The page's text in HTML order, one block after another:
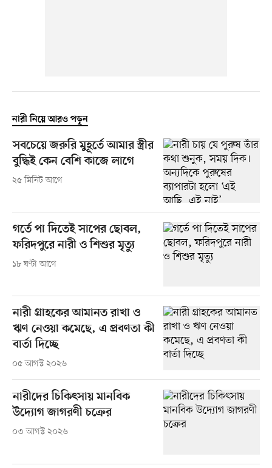
নারী নিয়ে আরও পড়ুন
সবচেয়ে জরুরি মুহূর্তে আমার স্ত্রীর
বুদ্ধিই কেন বেশি কাজে লাগে
২৫ মিনিট আগে
গর্তে পা দিতেই সাপের ছোবল,
ফরিদপুরে নারী ও শিশুর মৃত্যু
১৮ ঘণ্টা আগে
নারী গ্রাহকের আমানত রাখা ও
ঋণ নেওয়া কমেছে, এ প্রবণতা কী
বার্তা দিচ্ছে
০৫ আগস্ট ২০২৬
নারীদের চিকিৎসায় মানবিক
উদ্যোগ জাগরণী চক্রের
০৩ আগস্ট ২০২৬